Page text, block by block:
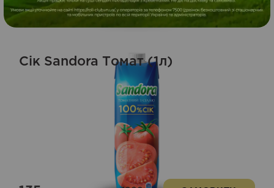
75грн. 750мл ЗАМОВИТИ
Сік Sandora Томат (1л)